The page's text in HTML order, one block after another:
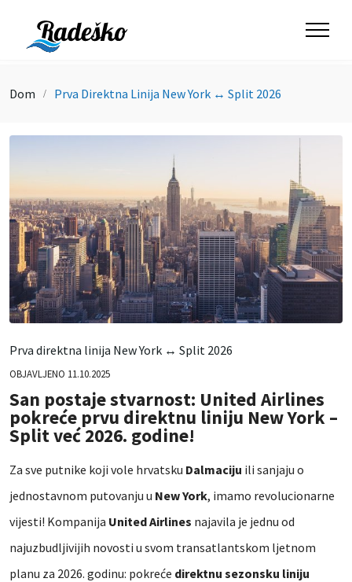
Dom Prva Direktna Linija New York ↔ Split 2026
Prva direktna linija New York ↔ Split 2026
OBJAVLJENO 11.10.2025
San postaje stvarnost: United Airlines
pokreće prvu direktnu liniju New York –
Split već 2026. godine!
Za sve putnike koji vole hrvatsku Dalmaciju ili sanjaju o
jednostavnom putovanju u New York, imamo revolucionarne
vijesti! Kompanija United Airlines najavila je jednu od
najuzbudljivijih novosti u svom transatlantskom ljetnom
planu za 2026. godinu: pokreće direktnu sezonsku liniju